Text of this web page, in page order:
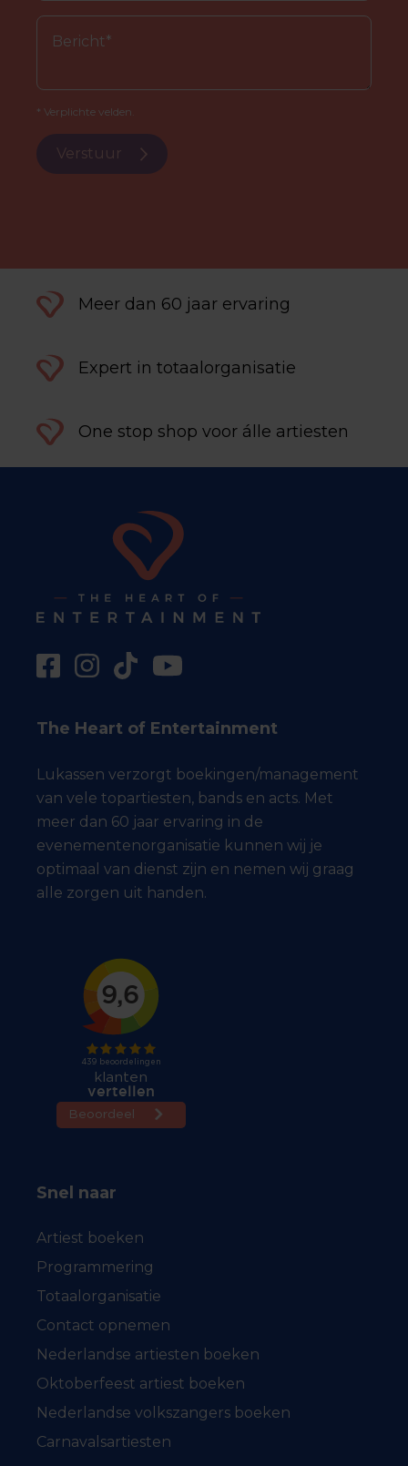
* Verplichte velden.
Verstuur
Meer dan 60 jaar ervaring
Expert in totaalorganisatie
One stop shop voor álle artiesten
The Heart of Entertainment
Lukassen verzorgt boekingen/management
van vele topartiesten, bands en acts. Met
meer dan 60 jaar ervaring in de
evenementenorganisatie kunnen wij je
optimaal van dienst zijn en nemen wij graag
alle zorgen uit handen.
Snel naar
Artiest boeken
Programmering
Totaalorganisatie
Contact opnemen
Nederlandse artiesten boeken
Oktoberfeest artiest boeken
Nederlandse volkszangers boeken
Carnavalsartiesten